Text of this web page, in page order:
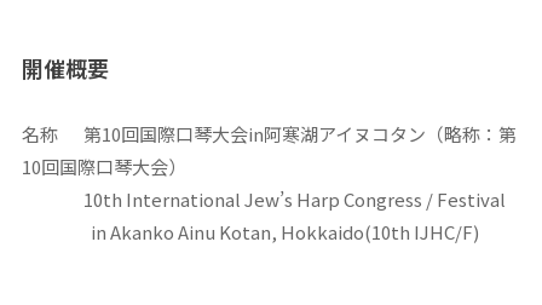
開催概要
名称 第10回国際口琴大会in阿寒湖アイヌコタン（略称：第
10回国際口琴大会）
10th International Jew’s Harp Congress / Festival
in Akanko Ainu Kotan, Hokkaido(10th IJHC/F)